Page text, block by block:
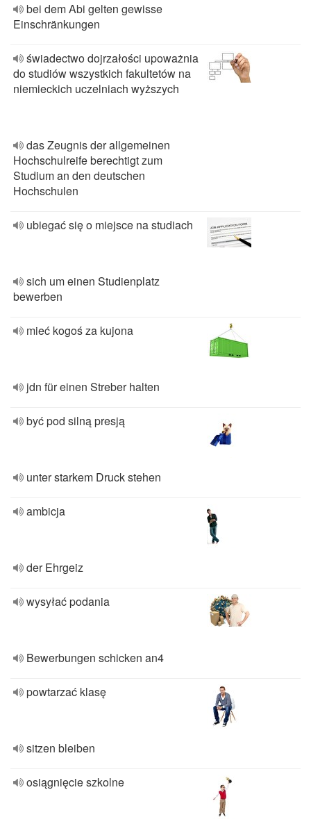
bei dem Abi gelten gewisse
Einschränkungen
świadectwo dojrzałości upoważnia
do studiów wszystkich fakultetów na
niemieckich uczelniach wyższych
das Zeugnis der allgemeinen
Hochschulreife berechtigt zum
Studium an den deutschen
Hochschulen
ubiegać się o miejsce na studiach
sich um einen Studienplatz
bewerben
mieć kogoś za kujona
jdn für einen Streber halten
być pod silną presją
unter starkem Druck stehen
ambicja
der Ehrgeiz
wysyłać podania
Bewerbungen schicken an4
powtarzać klasę
sitzen bleiben
osiągnięcie szkolne